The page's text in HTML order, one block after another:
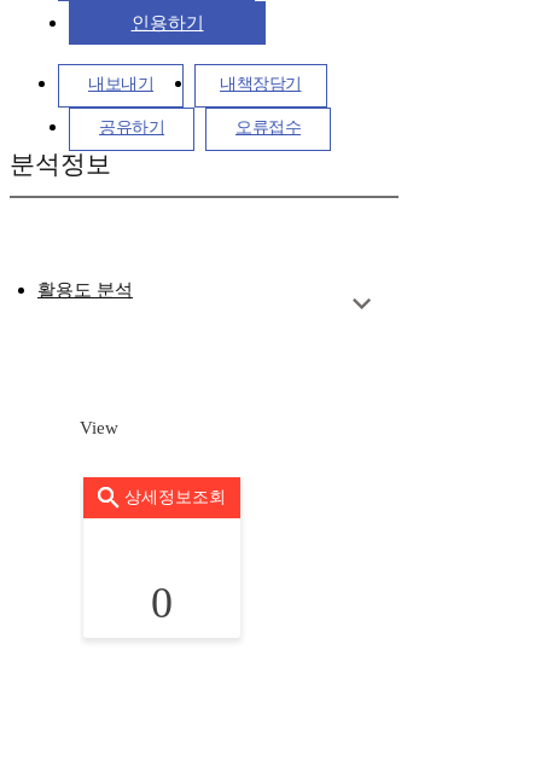
인용하기
내보내기 내책장담기
공유하기 오류접수
분석정보
활용도 분석
View
상세정보조회
0